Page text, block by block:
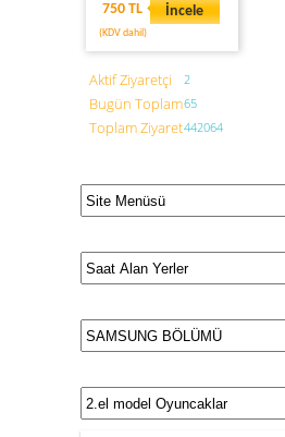
750 TL
(KDV dahil)
İncele
Aktif Ziyaretçi 2
Bugün Toplam65
Toplam Ziyaret442064